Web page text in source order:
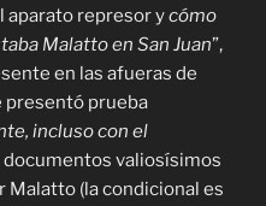
aparato represor ycómo
Malatto en San Juan”,
en las afueras de
presentó prueba
incluso con el
documentos valiosísimos
Malatto (la condicional es